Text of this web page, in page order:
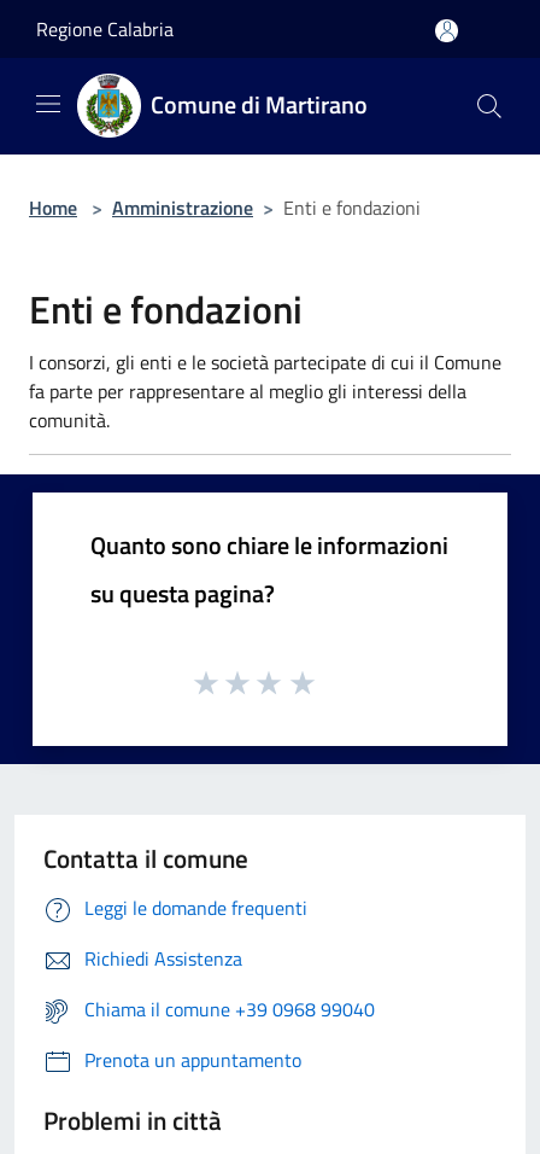
Regione Calabria
Comune di Martirano
Home > Amministrazione > Enti e fondazioni
Enti e fondazioni
I consorzi, gli enti e le società partecipate di cui il Comune
fa parte per rappresentare al meglio gli interessi della
comunità.
Quanto sono chiare le informazioni
su questa pagina?
Contatta il comune
Leggi le domande frequenti
Richiedi Assistenza
Chiama il comune +39 0968 99040
Prenota un appuntamento
Problemi in città